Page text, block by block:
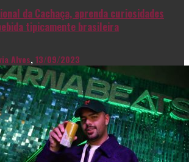
da Cachaça, aprenda curiosidades
tipicamente brasileira
Alves,13/09/2023